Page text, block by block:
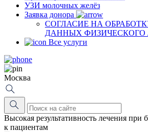
УЗИ молочных желёз
Заявка донора
СОГЛАСИЕ НА
ДАННЫХ ФИЗИЧЕСКОГО
Все услуги
Москва
Высокая результативность лечения
к пациентам